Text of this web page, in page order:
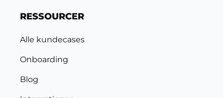
RESSOURCER
Alle kundecases
Onboarding
Blog